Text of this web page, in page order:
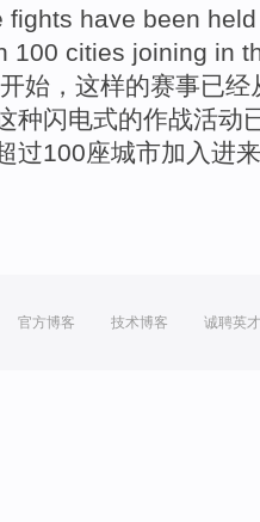
fights have been held
100 cities joining in
始，这样的赛事已经
种闪电式的作战活动
过100座城市加入进
官方博客 技术博客 诚聘英才